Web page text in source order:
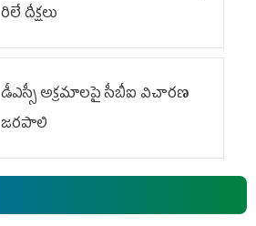
రిలే దీక్షలు
డీఎస్సీ అక్రమాలపై సీబీఐ విచారణ
జరపాలి